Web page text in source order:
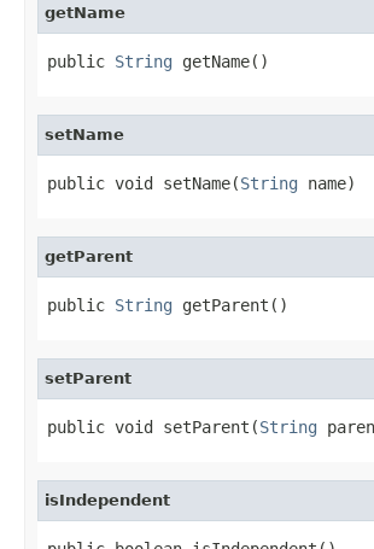
getName
public String getName()
setName
public void setName(String name)
getParent
public String getParent()
setParent
public void setParent(String
isIndependent